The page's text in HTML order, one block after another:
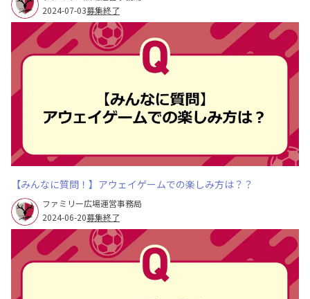
2024-07-03募集終了
【みんなに質問！】アウェイゲームでの楽しみ方は？？
ファミリー広場運営事務局
2024-06-20募集終了